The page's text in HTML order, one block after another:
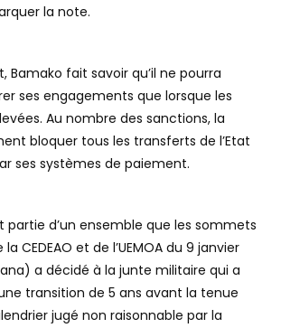
la note.
Bamako fait savoir qu’il ne pourra
ses engagements que lorsque les
Au nombre des sanctions, la
bloquer tous les transferts de l’Etat
ses systèmes de paiement.
d’un ensemble que les sommets
CEDEAO et de l’UEMOA du 9 janvier
a décidé à la junte militaire qui a
transition de 5 ans avant la tenue
jugé non raisonnable par la